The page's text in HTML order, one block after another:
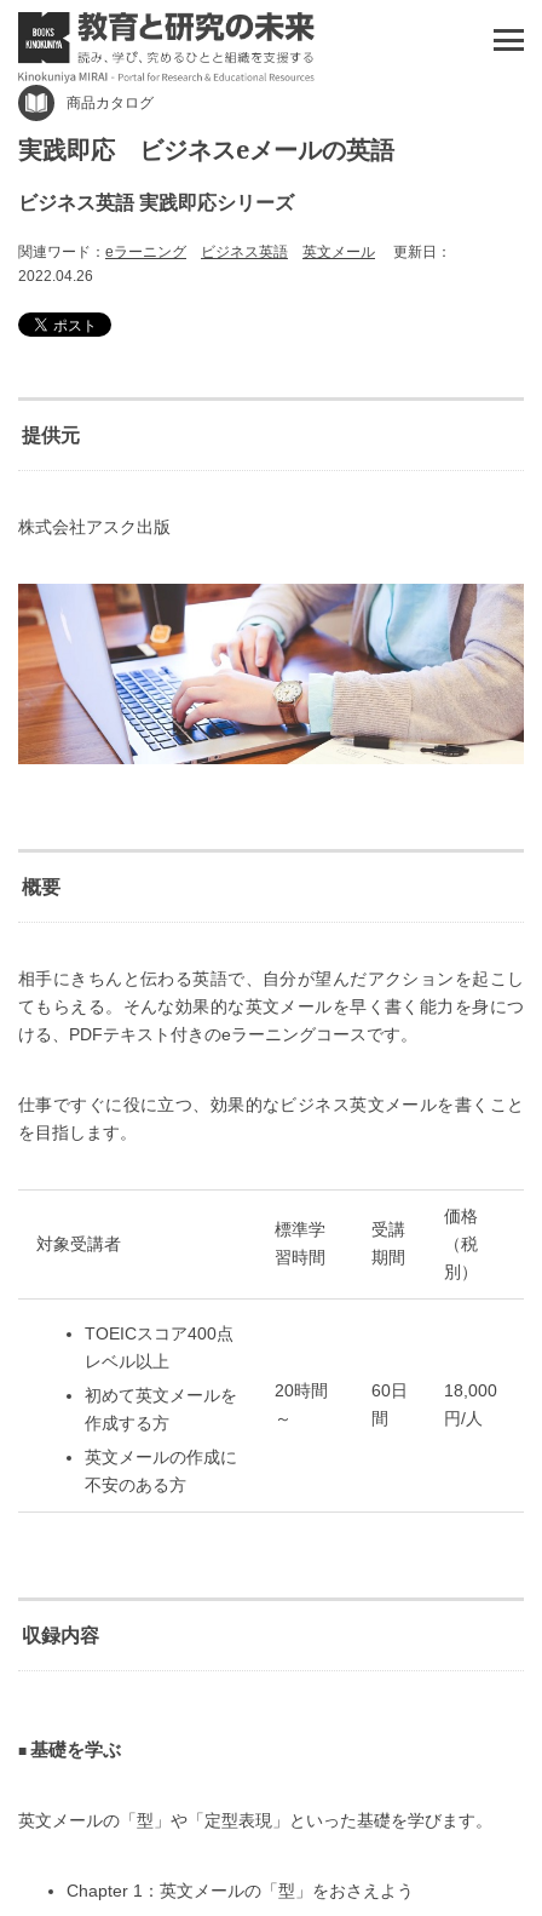
商品カタログ
実践即応 ビジネスeメールの英語
ビジネス英語 実践即応シリーズ
関連ワード： eラーニング ビジネス英語 英文メール
更新日：
2022.04.26
提供元
株式会社アスク出版
概要
相手にきちんと伝わる英語で、自分が望んだアクションを起こし
てもらえる。そんな効果的な英文メールを早く書く能力を身につ
ける、PDFテキスト付きのeラーニングコースです。
仕事ですぐに役に立つ、効果的なビジネス英文メールを書くこと
を目指します。
対象受講者
標準学
習時間
受講
期間
価格
（税
別）
TOEICスコア400点
レベル以上
初めて英文メールを
作成する方
英文メールの作成に
不安のある方
20時間
～
60日
間
18,000
円/人
収録内容
基礎を学ぶ
英文メールの「型」や「定型表現」といった基礎を学びます。
Chapter 1：英文メールの「型」をおさえよう